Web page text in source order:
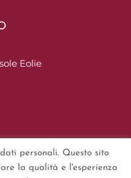
Eolie
personali. Questo sito
la qualità e l'esperienza